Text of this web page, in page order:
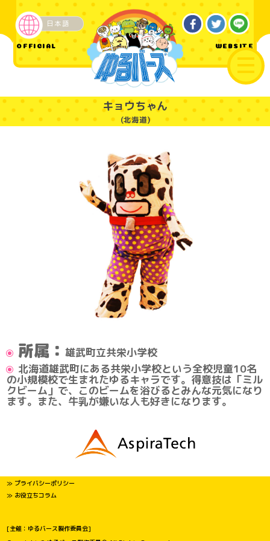
OFFICIAL WEBSITE
日本語
ご当地
キョウちゃん
(北海道)
所属： 雄武町立共栄小学校
北海道雄武町にある共栄小学校という全校児童10名
の小規模校で生まれたゆるキャラです。得意技は「ミル
クビーム」で、このビームを浴びるとみんな元気になり
ます。また、牛乳が嫌いな人も好きになります。
≫ プライバシーポリシー
≫ お役立ちコラム
[主催：ゆるバース製作委員会]